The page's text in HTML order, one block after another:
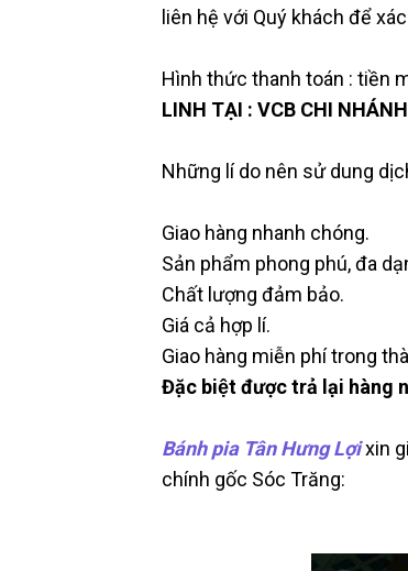
liên hệ với Quý khách để
Hình thức thanh toán : tiền
LINH TẠI : VCB CHI
Những lí do nên sử dung
Giao hàng nhanh chóng.
Sản phẩm phong phú, đa
Chất lượng đảm bảo.
Giá cả hợp lí.
Giao hàng miễn phí trong
Đặc biệt được trả lại hàng
Bánh pia Tân Hưng Lợixin
chính gốc Sóc Trăng: